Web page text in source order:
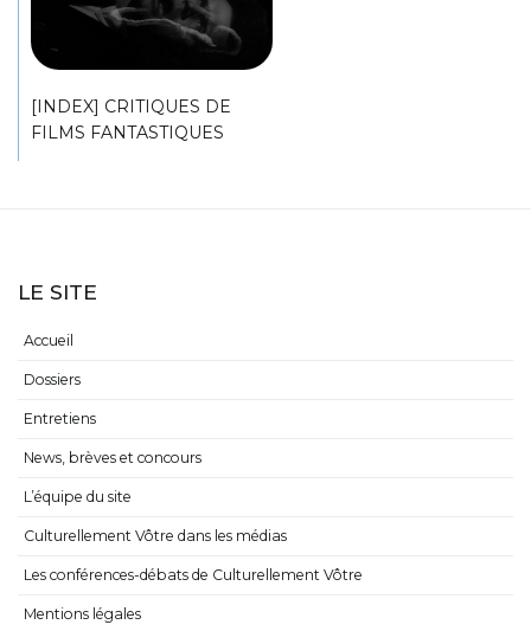
[INDEX] CRITIQUES DE
FILMS FANTASTIQUES
LE SITE
Accueil
Dossiers
Entretiens
News, brèves et concours
L’équipe du site
Culturellement Vôtre dans les médias
Les conférences-débats de Culturellement Vôtre
Mentions légales